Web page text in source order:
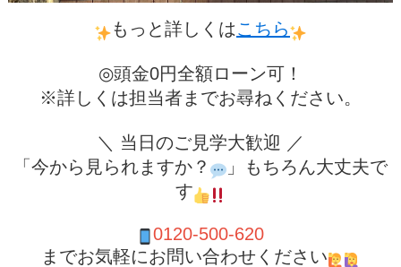
もっと詳しくはこちら
◎頭金0円全額ローン可！
※詳しくは担当者までお尋ねください。
＼ 当日のご見学大歓迎 ／
「今から見られますか？
」もちろん大丈夫で
す
0120-500-620
までお気軽にお問い合わせください